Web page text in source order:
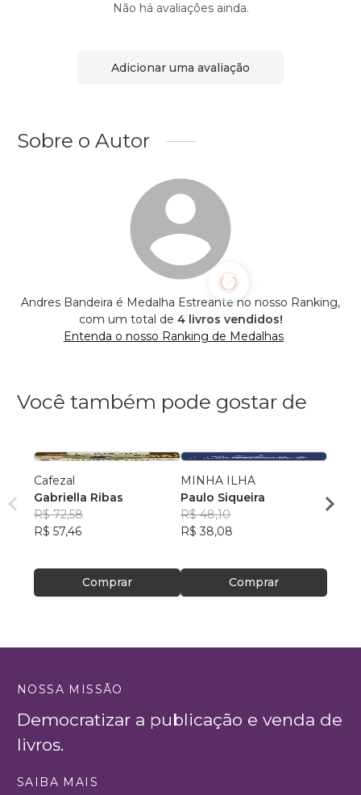
Não há avaliações ainda.
Adicionar uma avaliação
Sobre o Autor
Andres Bandeira é Medalha Estreante no nosso Ranking,
com um total de 4 livros vendidos!
Entenda o nosso Ranking de Medalhas
Você também pode gostar de
Cafezal
Gabriella Ribas
R$ 72,58
R$ 57,46
Comprar
MINHA ILHA
Paulo Siqueira
R$ 48,10
R$ 38,08
Comprar
R$
NOSSA MISSÃO
Democratizar a publicação e venda de
livros.
SAIBA MAIS